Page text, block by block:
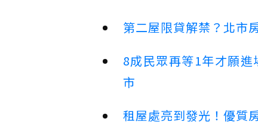
第二屋限貸解禁？北市
8成民眾再等1年才願
市
租屋處亮到發光！優質